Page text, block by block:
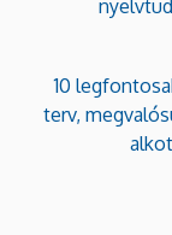
10
terv,